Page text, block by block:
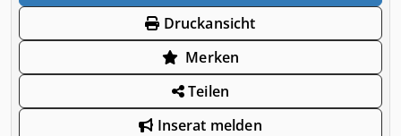
Druckansicht
Merken
Teilen
Inserat melden